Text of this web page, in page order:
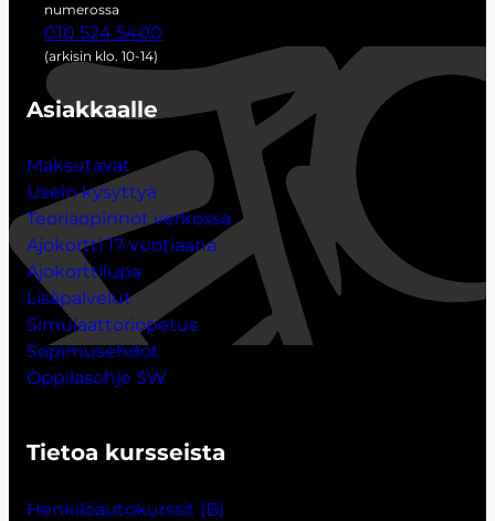
numerossa
010 524 5400
(arkisin klo. 10-14)
Asiakkaalle
Maksutavat
Usein kysyttyä
Teoriaopinnot verkossa
Ajokortti 17-vuotiaana
Ajokorttilupa
Lisäpalvelut
Simulaattoriopetus
Sopimusehdot
Oppilasohje SW
Tietoa kursseista
Henkilöautokurssit (B)